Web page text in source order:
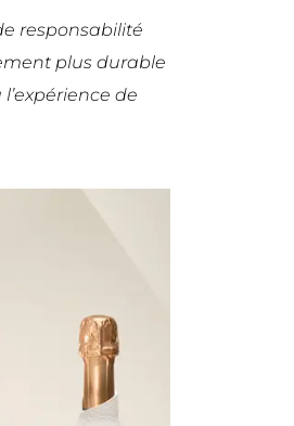
responsabilité
plus durable
de